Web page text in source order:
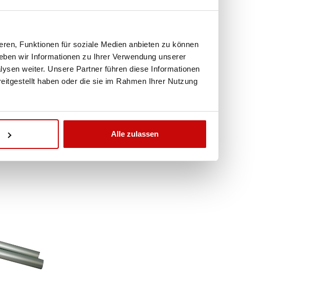
Funktionen für soziale Medien anbieten zu können
wir Informationen zu Ihrer Verwendung unserer
weiter. Unsere Partner führen diese Informationen
haben oder die sie im Rahmen Ihrer Nutzung
Alle zulassen
SHOP WERDEN
PER DPD-